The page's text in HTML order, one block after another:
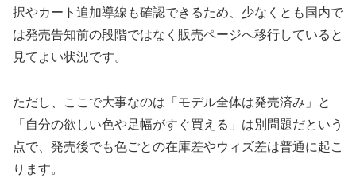
択やカート追加導線も確認できるため、少なくとも国内で
は発売告知前の段階ではなく販売ページへ移行していると
見てよい状況です。
ただし、ここで大事なのは「モデル全体は発売済み」と
「自分の欲しい色や足幅がすぐ買える」は別問題だという
点で、発売後でも色ごとの在庫差やウィズ差は普通に起こ
ります。